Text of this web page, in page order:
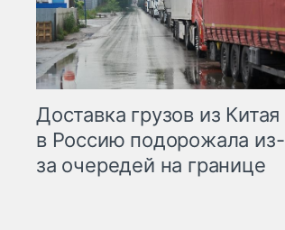
Доставка грузов из Китая
в Россию подорожала из-
за очередей на границе